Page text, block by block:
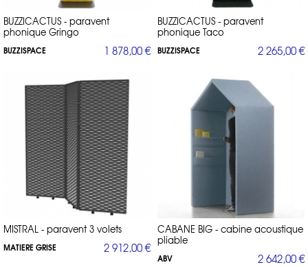
BUZZICACTUS - paravent
phonique Gringo
BUZZISPACE 1 878,00 €
BUZZICACTUS - paravent
phonique Taco
BUZZISPACE 2 265,00 €
MISTRAL - paravent 3 volets
MATIERE GRISE 2 912,00 €
CABANE BIG - cabine acoustique
pliable
ABV 2 642,00 €